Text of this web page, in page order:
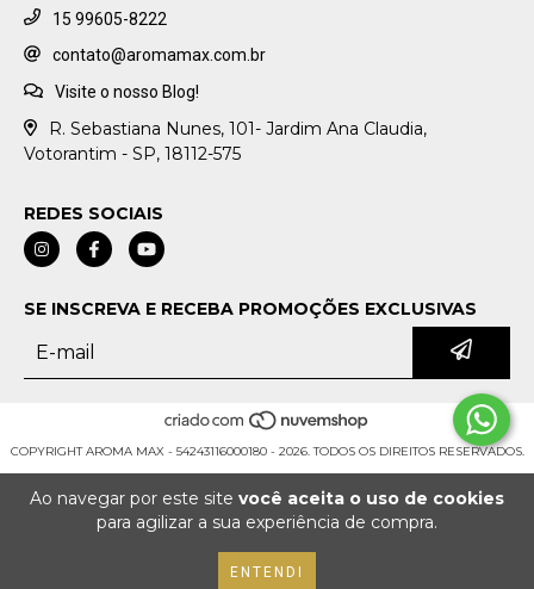
Ao navegar por este site você aceita o uso de cookies
para agilizar a sua experiência de compra.
ENTENDI
15 99605-8222
contato@aromamax.com.br
Visite o nosso Blog!
R. Sebastiana Nunes, 101- Jardim Ana Claudia,
Votorantim - SP, 18112-575
REDES SOCIAIS
SE INSCREVA E RECEBA PROMOÇÕES EXCLUSIVAS
COPYRIGHT AROMA MAX - 54243116000180 - 2026. TODOS OS DIREITOS RESERVADOS.